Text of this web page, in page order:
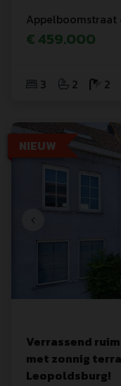
Appelboomstraat
€ 459.000
3 2 2
NIEUW
Verrassend
met zonnig
Leopoldsburg!